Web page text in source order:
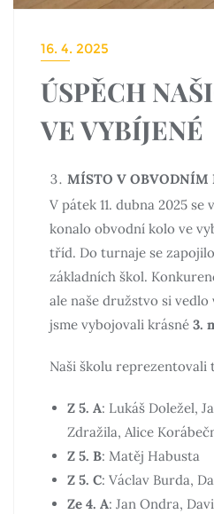
16. 4. 2025
ÚSPĚCH
VE VYBÍJENÉ
MÍSTO V OBVODNÍM
V pátek 11. dubna 2025
konalo obvodní kolo ve
tříd. Do turnaje se
základních škol.
ale naše družstvo si
jsme vybojovali krásné 3.
Naši školu reprezentovali
Z 5. A: Lukáš Doležel,
Zdražila, Alice
Z 5. B: Matěj Habusta
Z 5. C: Václav Burda,
Ze 4. A: Jan Ondra,